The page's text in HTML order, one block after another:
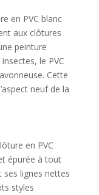
en PVC blanc
aux clôtures
peinture
le PVC
Cette
neuf de la
en PVC
épurée à tout
ses lignes nettes
styles